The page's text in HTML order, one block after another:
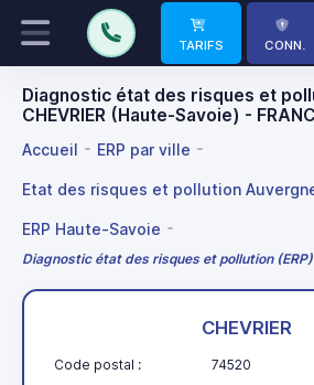
TARIFS CONN.
Diagnostic état des risques et
CHEVRIER (Haute-Savoie) -
Accueil ERP par ville
Etat des risques et pollution
ERP Haute-Savoie
Diagnostic état des risques et pollution (ERP)
CHEVRIER
Code postal : 74520